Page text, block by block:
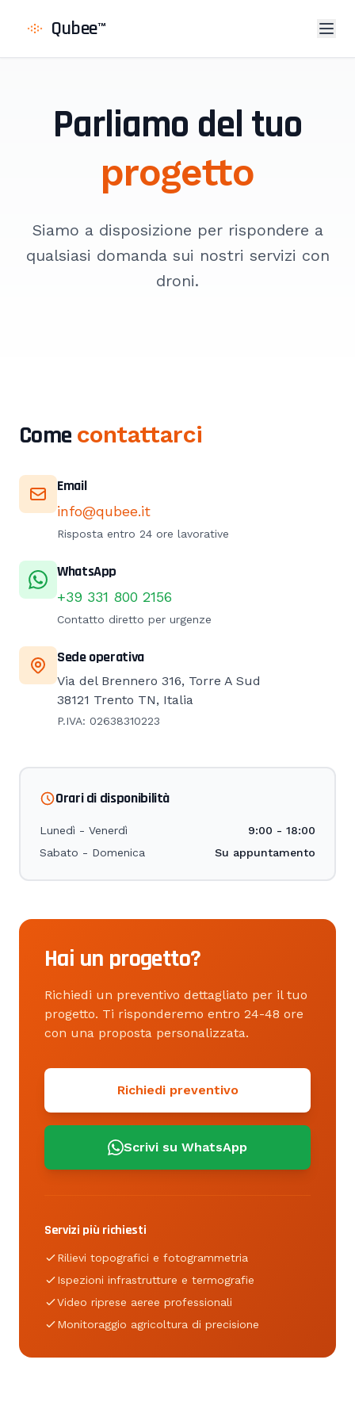
Qubee™
Parliamo del tuo
progetto
Siamo a disposizione per rispondere a
qualsiasi domanda sui nostri servizi con
droni.
Come contattarci
Email
info@qubee.it
Risposta entro 24 ore lavorative
WhatsApp
+39 331 800 2156
Contatto diretto per urgenze
Sede operativa
Via del Brennero 316, Torre A Sud
38121 Trento TN, Italia
P.IVA: 02638310223
Orari di disponibilità
Lunedì - Venerdì
9:00 - 18:00
Sabato - Domenica
Su appuntamento
Hai un progetto?
Richiedi un preventivo dettagliato per il tuo
progetto. Ti risponderemo entro 24-48 ore
con una proposta personalizzata.
Richiedi preventivo
Scrivi su WhatsApp
Servizi più richiesti
Rilievi topografici e fotogrammetria
Ispezioni infrastrutture e termografie
Video riprese aeree professionali
Monitoraggio agricoltura di precisione